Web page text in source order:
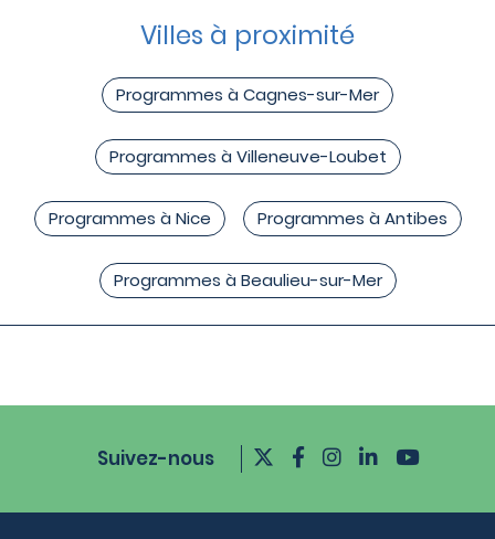
Villes à proximité
Programmes à Cagnes-sur-Mer
Programmes à Villeneuve-Loubet
Programmes à Nice Programmes à Antibes
Programmes à Beaulieu-sur-Mer
Suivez-nous